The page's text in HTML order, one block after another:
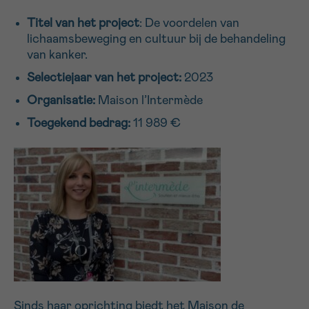
Titel van het project: De voordelen van
lichaamsbeweging en cultuur bij de behandeling
van kanker.
Selectiejaar van het project: 2023
Organisatie: Maison l’Intermède
Toegekend bedrag: 11 989 €
Sinds haar oprichting biedt het Maison de
VOORNAAM
EMAIL
MIJN VRAAG
Ja, stuur mij de nieuwsbrief
*VERPLICHT VELD
16h-18h
Verder